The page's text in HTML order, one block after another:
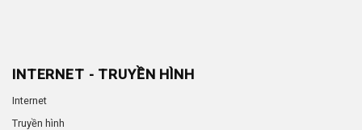
INTERNET - TRUYỀN HÌNH
Internet
Truyền hình